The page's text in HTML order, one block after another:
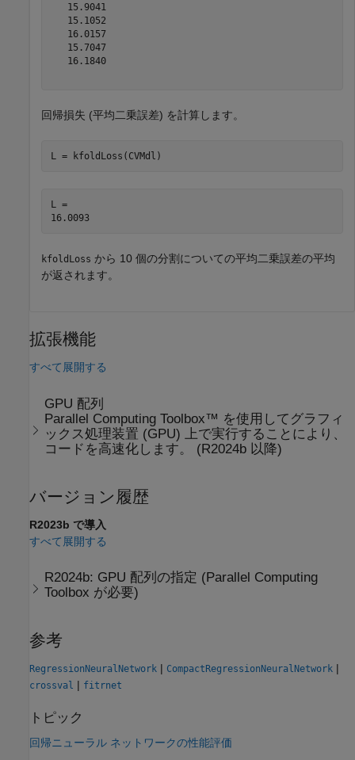
   15.9041
   15.1052
   16.0157
   15.7047
   16.1840
回帰損失 (平均二乗誤差) を計算します。
L = kfoldLoss(CVMdl)
L =
16.0093
kfoldLoss から 10 個の分割についての平均二乗誤差の平均
が返されます。
拡張機能
すべて展開する
GPU 配列
Parallel Computing Toolbox™ を使用してグラフィ
ックス処理装置 (GPU) 上で実行することにより、
コードを高速化します。 (R2024b 以降)
バージョン履歴
R2023b で導入
すべて展開する
R2024b: GPU 配列の指定 ( Parallel Computing
Toolbox が必要)
参考
RegressionNeuralNetwork | CompactRegressionNeuralNetwork |
crossval | fitrnet
トピック
回帰ニューラル ネットワークの性能評価